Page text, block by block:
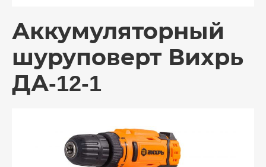
Аккумуляторный
шуруповерт Вихрь
ДА-12-1